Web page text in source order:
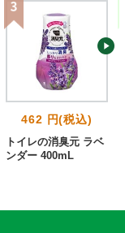
462 円(税込)
トイレの消臭元 ラベ
ンダー 400mL